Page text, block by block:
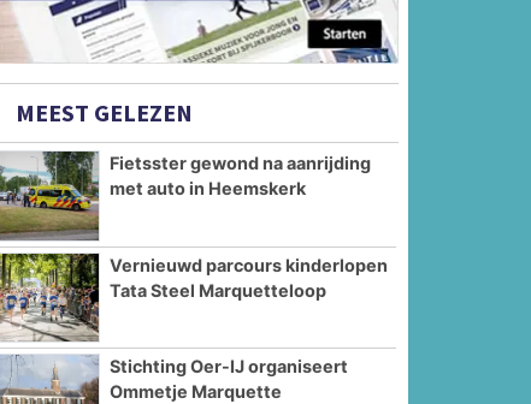
MEEST GELEZEN
Fietsster gewond na aanrijding
met auto in Heemskerk
Vernieuwd parcours kinderlopen
Tata Steel Marquetteloop
Stichting Oer-IJ organiseert
Ommetje Marquette